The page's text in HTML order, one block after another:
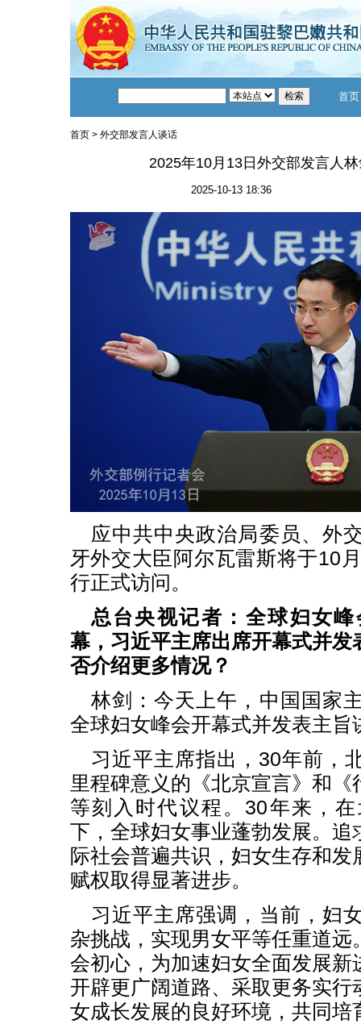
首页
首页> 外交部发言人谈话
2025年10月13日外交部发言人
2025-10-13 18:36
应中共中央政治局委员、外
牙外交大臣阿尔瓦雷斯将于10
行正式访问。
总台央视记者：全球妇女
幕，习近平主席出席开幕式并发
否介绍更多情况？
林剑：今天上午，中国国家
全球妇女峰会开幕式并发表主旨
习近平主席指出，30年前，
里程碑意义的《北京宣言》和
等刻入时代议程。30年来，
下，全球妇女事业蓬勃发展。追
际社会普遍共识，妇女生存和
赋权取得显著进步。
习近平主席强调，当前，妇
杂挑战，实现男女平等任重道远
会初心，为加速妇女全面发展新
开辟更广阔道路、采取更务实行
女成长发展的良好环境，共同培